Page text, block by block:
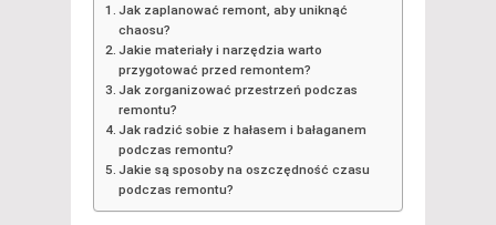
Jak zaplanować remont, aby uniknąć
chaosu?
Jakie materiały i narzędzia warto
przygotować przed remontem?
Jak zorganizować przestrzeń podczas
remontu?
Jak radzić sobie z hałasem i bałaganem
podczas remontu?
Jakie są sposoby na oszczędność czasu
podczas remontu?